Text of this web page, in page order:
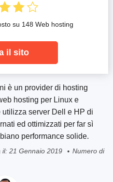
è un provider di hosting
hosting per Linux e
server Dell e HP di
ed ottimizzati per far sì
performance solide.
il: 21 Gennaio 2019
Numero di
su 148 Web hosting
il sito